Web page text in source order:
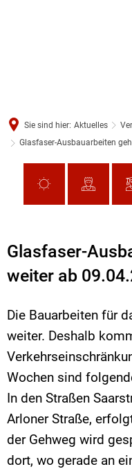
Sie sind hier: Aktuelles
Glasfaser-Ausbauarbeiten
Glasfaser-
weiter ab
Die Bauarbeiten für
weiter. Deshalb
Wochen sind
In den Straßen
Arloner Straße,
der Gehweg wird
dort, wo gerade an